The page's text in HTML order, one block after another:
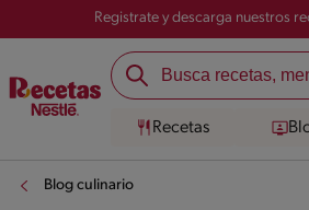
Registrate y descarga nuestros
Recetas
Blog culinario